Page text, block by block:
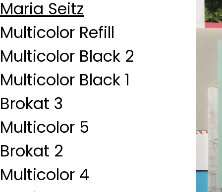
Maria Seitz
Multicolor Refill
Multicolor Black 2
Multicolor Black 1
Brokat 3
Multicolor 5
Brokat 2
Multicolor 4